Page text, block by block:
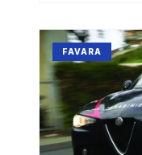
FAVARA